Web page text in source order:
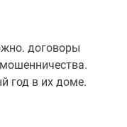
договоры
год в их доме.